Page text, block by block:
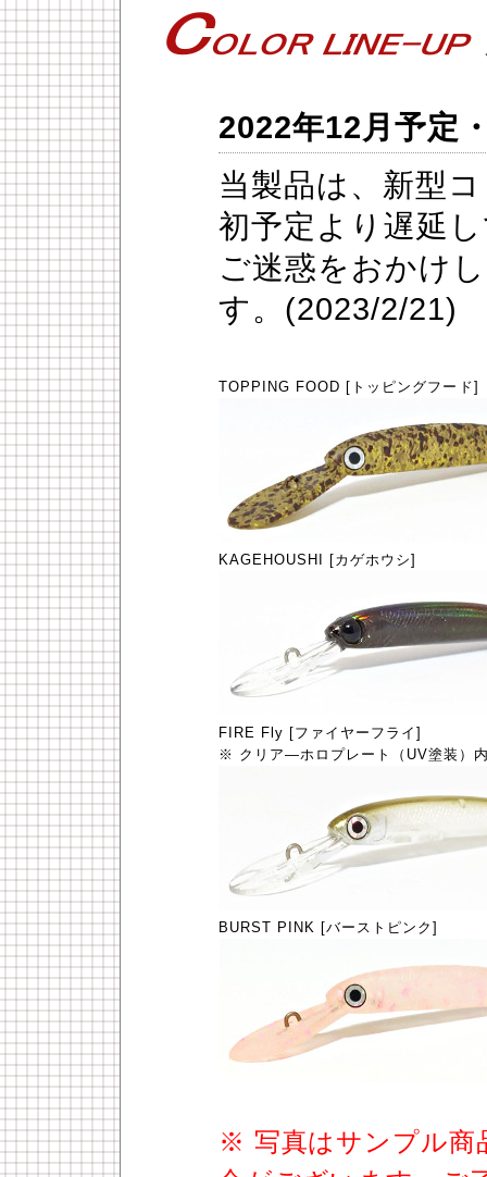
2022年12月予定
当製品は、新型
初予定より遅延
ご迷惑をおかけ
す。(2023/2/21)
TOPPING FOOD [トッピングフード]
KAGEHOUSHI [カゲホウシ]
FIRE Fly [ファイヤーフライ]
※ クリア―ホロプレート（UV塗装）
BURST PINK [バーストピンク]
※ 写真はサンプル商